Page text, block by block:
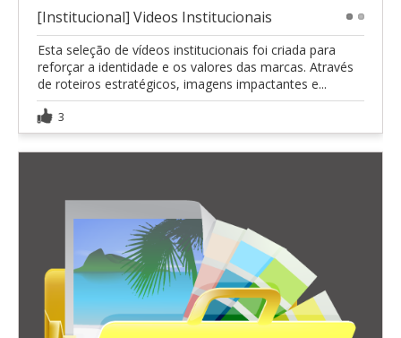
[Institucional] Videos Institucionais
Esta seleção de vídeos institucionais foi criada para
reforçar a identidade e os valores das marcas. Através
de roteiros estratégicos, imagens impactantes e...
3